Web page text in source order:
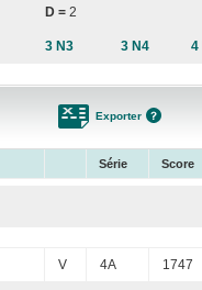
D = 2
3 N3 3 N4 4
Exporter
Série Score
V 4A 1747